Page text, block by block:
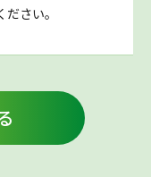
さい。